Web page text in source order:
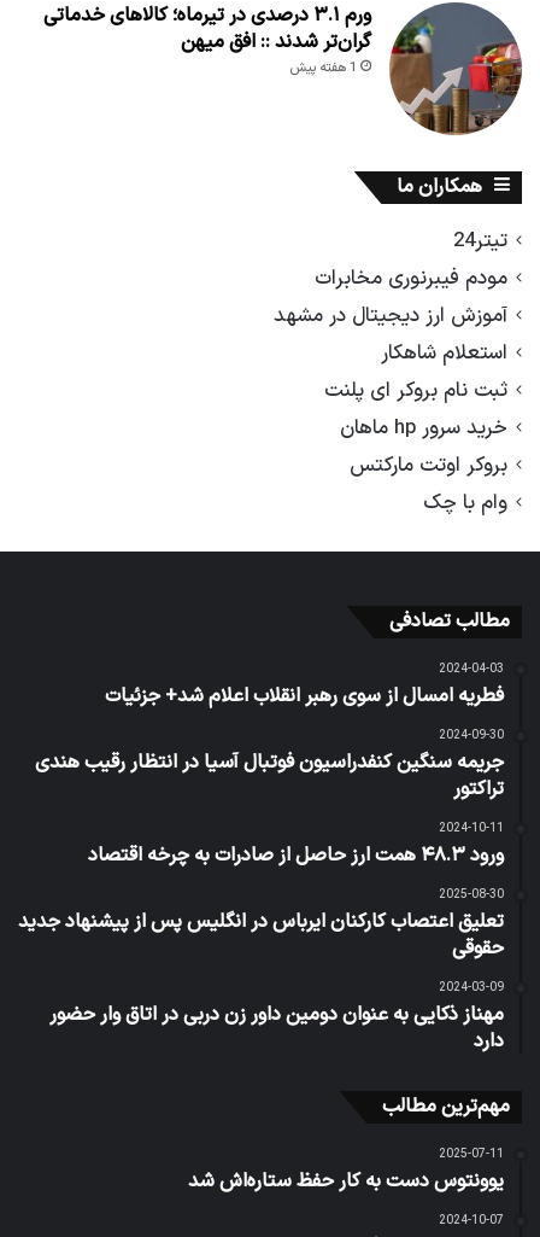
ورم ۳.۱ درصدی در تیرماه؛ کالاهای خدماتی
گران‌تر شدند :: افق میهن
1 هفته پیش
همکاران ما
تیتر24
مودم فیبرنوری مخابرات
آموزش ارز دیجیتال در مشهد
استعلام شاهکار
ثبت نام بروکر ای پلنت
خرید سرور hp ماهان
بروکر اوتت مارکتس
وام با چک
مطالب تصادفی
2024-04-03
فطریه امسال از سوی رهبر انقلاب اعلام شد+ جزئیات
2024-09-30
جریمه سنگین کنفدراسیون فوتبال آسیا در انتظار رقیب هندی
تراکتور
2024-10-11
ورود ۴۸.۳ همت ارز حاصل از صادرات به چرخه اقتصاد
2025-08-30
تعلیق اعتصاب کارکنان ایرباس در انگلیس پس از پیشنهاد جدید
حقوقی
2024-03-09
مهناز ذکایی به عنوان دومین داور زن دربی در اتاق وار حضور
دارد
مهم‌ترین مطالب
2025-07-11
یوونتوس دست به کار حفظ ستاره‌اش شد
2024-10-07